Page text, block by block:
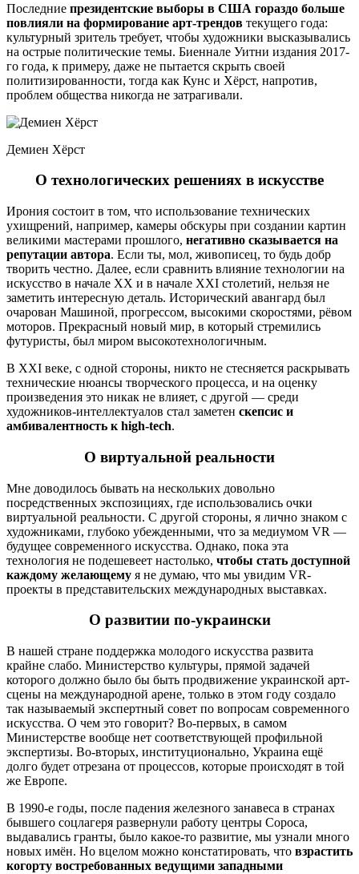
Последние президентские выборы в США гораздо больше
повлияли на формирование арт-трендов текущего года:
культурный зритель требует, чтобы художники высказывались
на острые политические темы. Биеннале Уитни издания 2017-
го года, к примеру, даже не пытается скрыть своей
политизированности, тогда как Кунс и Хёрст, напротив,
проблем общества никогда не затрагивали.
Демиен Хёрст
О технологических решениях в искусстве
Ирония состоит в том, что использование технических
ухищрений, например, камеры обскуры при создании картин
великими мастерами прошлого, негативно сказывается на
репутации автора. Если ты, мол, живописец, то будь добр
творить честно. Далее, если сравнить влияние технологии на
искусство в начале XX и в начале XXI столетий, нельзя не
заметить интересную деталь. Исторический авангард был
очарован Машиной, прогрессом, высокими скоростями, рёвом
моторов. Прекрасный новый мир, в который стремились
футуристы, был миром высокотехнологичным.
В XXI веке, с одной стороны, никто не стесняется раскрывать
технические нюансы творческого процесса, и на оценку
произведения это никак не влияет, с другой — среди
художников-интеллектуалов стал заметен скепсис и
амбивалентность к high-tech.
О виртуальной реальности
Мне доводилось бывать на нескольких довольно
посредственных экспозициях, где использовались очки
виртуальной реальности. С другой стороны, я лично знаком с
художниками, глубоко убежденными, что за медиумом VR —
будущее современного искусства. Однако, пока эта
технология не подешевеет настолько, чтобы стать доступной
каждому желающему я не думаю, что мы увидим VR-
проекты в представительских международных выставках.
О развитии по-украински
В нашей стране поддержка молодого искусства развита
крайне слабо. Министерство культуры, прямой задачей
которого должно было бы быть продвижение украинской арт-
сцены на международной арене, только в этом году создало
так называемый экспертный совет по вопросам современного
искусства. О чем это говорит? Во-первых, в самом
Министерстве вообще нет соответствующей профильной
экспертизы. Во-вторых, институционально, Украина ещё
долго будет отрезана от процессов, которые происходят в той
же Европе.
В 1990-е годы, после падения железного занавеса в странах
бывшего соцлагеря развернули работу центры Сороса,
выдавались гранты, было какое-то развитие, мы узнали много
новых имён. Но вцелом можно констатировать, что взрастить
когорту востребованных ведущими западными